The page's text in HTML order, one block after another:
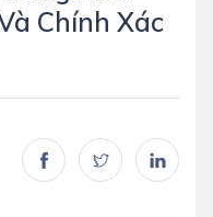
Chính Xác